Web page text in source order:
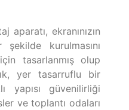
aparatı, ekranınızın
kurulmasını
tasarlanmış olup
yer tasarruflu bir
yapısı güvenilirliği
ve toplantı odaları